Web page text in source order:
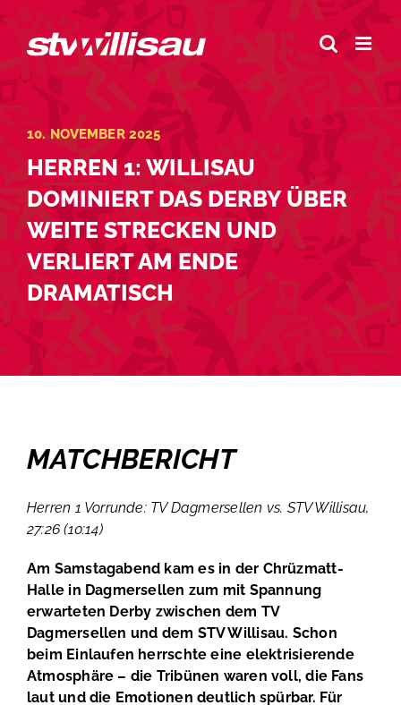
springen
10. NOVEMBER 2025
HERREN 1: WILLISAU
DOMINIERT DAS DERBY ÜBER
WEITE STRECKEN UND
VERLIERT AM ENDE
DRAMATISCH
MATCHBERICHT
Herren 1 Vorrunde: TV Dagmersellen vs. STV Willisau,
27:26 (10:14)
Am Samstagabend kam es in der Chrüzmatt-
Halle in Dagmersellen zum mit Spannung
erwarteten Derby zwischen dem TV
Dagmersellen und dem STV Willisau. Schon
beim Einlaufen herrschte eine elektrisierende
Atmosphäre – die Tribünen waren voll, die Fans
laut und die Emotionen deutlich spürbar. Für